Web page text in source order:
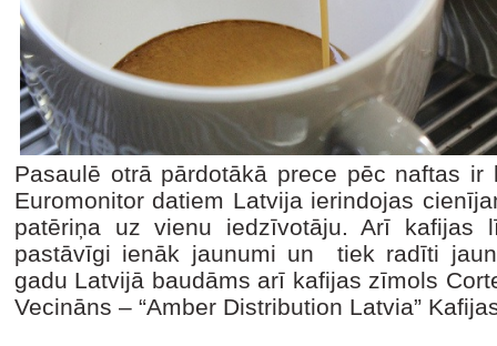
Pasaulē otrā pārdotākā prece pēc naftas
Euromonitor datiem Latvija ierindojas
patēriņa uz vienu iedzīvotāju. Arī kafijas
pastāvīgi ienāk jaunumi un tiek radīti
gadu Latvijā baudāms arī kafijas zīmols
Vecināns – “Amber Distribution Latvia”